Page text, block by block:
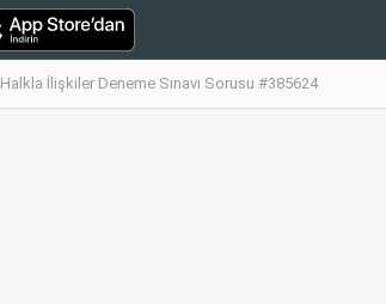
Halkla İlişkiler Deneme Sınavı Sorusu #385624